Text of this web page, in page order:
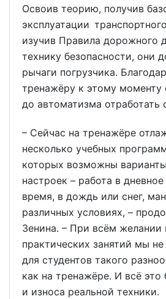
Освоив теорию, получив
эксплуатации
изучив Правила дорожного
технику безопасности, они
рычаги погрузчика.
тренажёру к этому моменту
до автоматизма отработать
– Сейчас на тренажёре
несколько учебных
которых возможны
настроек – работа в
время, в дождь или снег,
различных условиях, –
Зенина. – При всём желании
практических занятий мы
для студентов такого
как на тренажёре. И всё
и износа реальной техники.